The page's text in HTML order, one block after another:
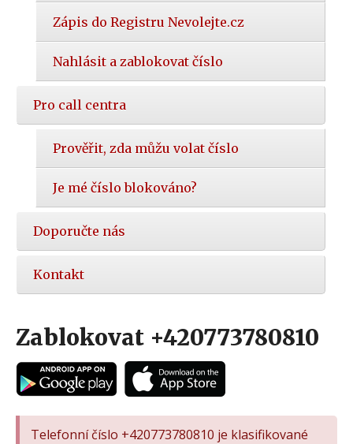
Zápis do Registru Nevolejte.cz
Nahlásit a zablokovat číslo
Pro call centra
Prověřit, zda můžu volat číslo
Je mé číslo blokováno?
Doporučte nás
Kontakt
Zablokovat +420773780810
Telefonní číslo +420773780810 je klasifikované